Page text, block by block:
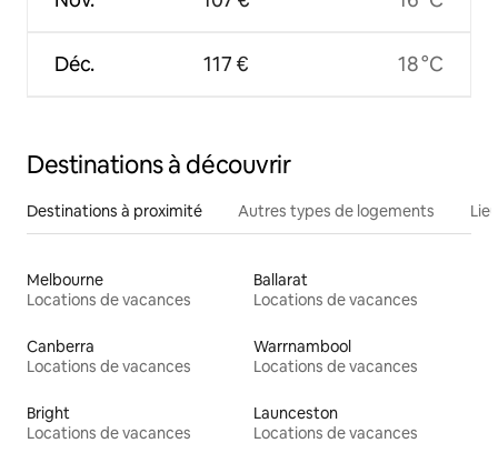
Déc. 117 € 18 °C
Destinations à découvrir
Destinations à proximité Autres types de logements
Melbourne
Locations de vacances
Ballarat
Locations de vacances
Canberra
Locations de vacances
Warrnambool
Locations de vacances
Bright
Locations de vacances
Launceston
Locations de vacances